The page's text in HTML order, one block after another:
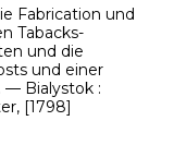
Fabrication und
Tabacks-
und die
und einer
— Bialystok :
[1798]